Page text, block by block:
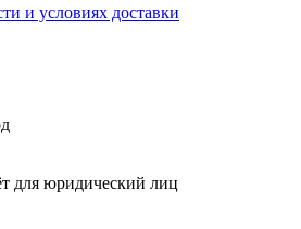
и условиях доставки
для юридический лиц